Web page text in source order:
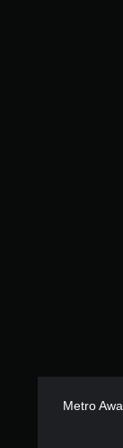
Metro